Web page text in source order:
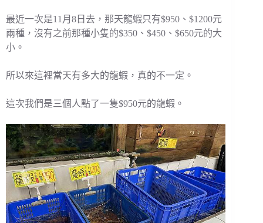
最近一次是11月8日去，那天龍蝦只有$950、$1200元
兩種，沒有之前那種小隻的$350、$450、$650元的大
小。
所以來這裡當天有多大的龍蝦，真的不一定。
這次我們是三個人點了一隻$950元的龍蝦。